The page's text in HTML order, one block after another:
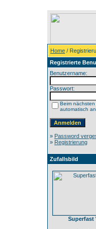
Home /
Registrierte
Benutzername:
Passwort:
Beim nächsten
automatisch
» Password
» Registrierung
Zufallsbild
Superfast